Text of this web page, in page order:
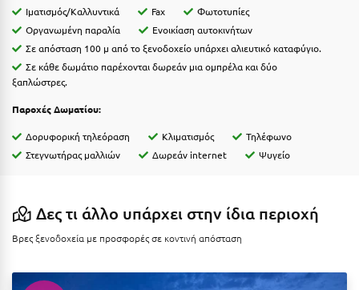
Η
Ηλεία
Ηράκλειο
Θ
Θάσος
Ι
Ιθάκη
Ιματισμός/Καλλυντικά Fax
Φωτοτυπίες
Οργανωμένη παραλία
Ενοικίαση αυτοκινήτων
Σε απόσταση 100 μ από το ξενοδοχείο υπάρχει αλιευτικό καταφύγιο.
Σε κάθε δωμάτιο παρέχονται δωρεάν μια ομπρέλα και δύο
ξαπλώστρες.
Παροχές Δωματίου:
Δορυφορική τηλεόραση Κλιματισμός
Τηλέφωνο
Στεγνωτήρας μαλλιών
Δωρεάν internet Ψυγείο
Δες τι άλλο υπάρχει στην ίδια περιοχή
Βρες ξενοδοχεία με προσφορές σε κοντινή απόσταση